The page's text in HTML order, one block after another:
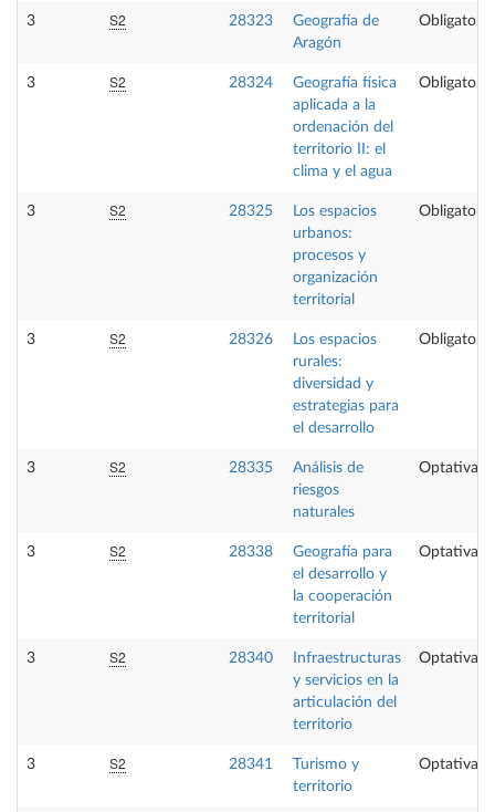
3 S2 28323
Geografía de
Aragón
Obligatoria
3 S2 28324
Geografía física
aplicada a la
ordenación del
territorio II: el
clima y el agua
Obligatoria
3 S2 28325
Los espacios
urbanos:
procesos y
organización
territorial
Obligatoria
3 S2 28326
Los espacios
rurales:
diversidad y
estrategias para
el desarrollo
Obligatoria
3 S2 28335
Análisis de
riesgos
naturales
Optativa
3 S2 28338
Geografía para
el desarrollo y
la cooperación
territorial
Optativa
3 S2 28340
Infraestructuras
y servicios en la
articulación del
territorio
Optativa
3 S2 28341
Turismo y
territorio
Optativa